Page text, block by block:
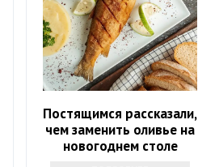
Постящимся рассказали,
чем заменить оливье на
новогоднем столе